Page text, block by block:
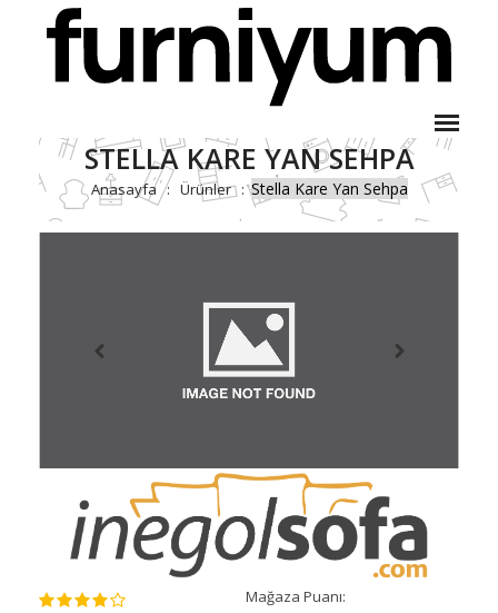
STELLA KARE YAN SEHPA
Anasayfa Ürünler Stella Kare Yan Sehpa
Mağaza Puanı: